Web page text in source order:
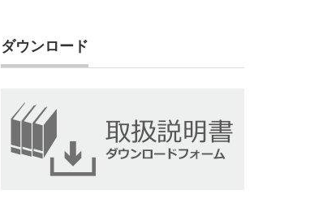
ダウンロード